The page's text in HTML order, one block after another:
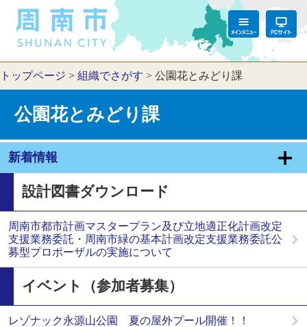
トップページ > 組織でさがす > 公園花とみどり課
公園花とみどり課
新着情報
設計図書ダウンロード
周南市都市計画マスタープラン及び立地適正化計画改定
支援業務委託・周南市緑の基本計画改定支援業務委託公
募型プロポーザルの実施について
イベント（参加者募集）
レゾナック永源山公園 夏の屋外プール開催！！